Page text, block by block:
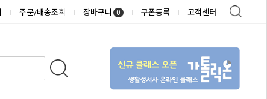
주문/배송조회 장바구니 0 쿠폰등록 고객센터